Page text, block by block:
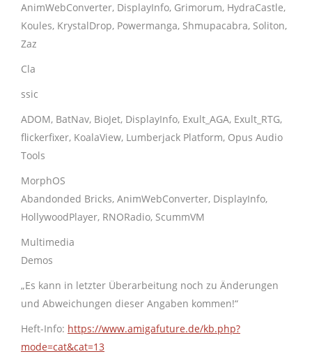
AnimWebConverter, DisplayInfo, Grimorum, HydraCastle,
Koules, KrystalDrop, Powermanga, Shmupacabra, Soliton,
Zaz
Cla
ssic
ADOM, BatNav, BioJet, DisplayInfo, Exult_AGA, Exult_RTG,
flickerfixer, KoalaView, Lumberjack Platform, Opus Audio
Tools
MorphOS
Abandonded Bricks, AnimWebConverter, DisplayInfo,
HollywoodPlayer, RNORadio, ScummVM
Multimedia
Demos
„Es kann in letzter Überarbeitung noch zu Änderungen
und Abweichungen dieser Angaben kommen!“
Heft-Info: https://www.amigafuture.de/kb.php?
mode=cat&cat=13